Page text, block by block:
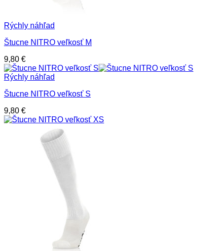
Rýchly náhľad
Štucne NITRO veľkosť M
9,80 €
Rýchly náhľad
Štucne NITRO veľkosť S
9,80 €